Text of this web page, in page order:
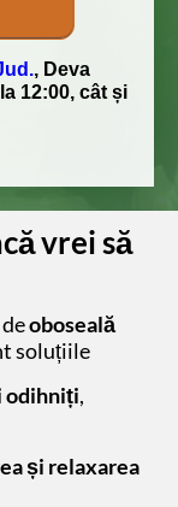
, ​​​Deva
12:00, cât și
vrei să
oboseală
soluțiile
odihniți,
și relaxarea